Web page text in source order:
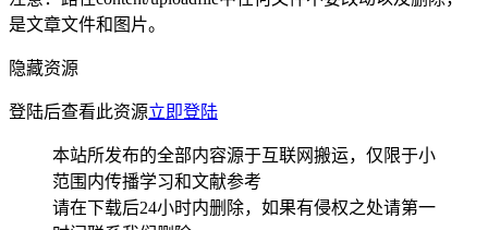
是文章文件和图片。
隐藏资源
登陆后查看此资源立即登陆
本站所发布的全部内容源于互联网搬运，仅限于小
范围内传播学习和文献参考
请在下载后24小时内删除，如果有侵权之处请第一